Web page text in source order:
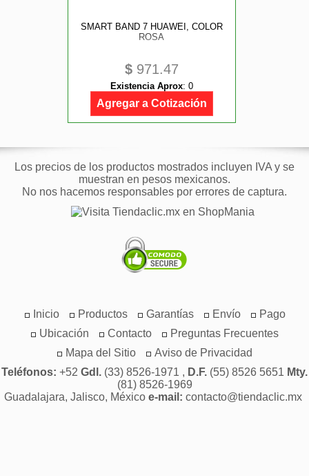
SMART BAND 7 HUAWEI, COLOR
ROSA
$ 971.47
Existencia Aprox: 0
Agregar a Cotización
Los precios de los productos mostrados incluyen IVA y se
muestran en pesos mexicanos.
No nos hacemos responsables por errores de captura.
Inicio Productos Garantías Envío
Pago
Ubicación
Contacto
Preguntas Frecuentes
Mapa del Sitio
Aviso de Privacidad
Teléfonos: +52 Gdl. (33) 8526-1971 , D.F. (55) 8526 5651 Mty.
(81) 8526-1969
Guadalajara, Jalisco, México e-mail: contacto@tiendaclic.mx